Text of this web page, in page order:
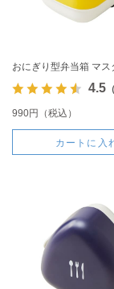
おにぎり型弁当箱 マス
4.5
990円（税込）
カートに入